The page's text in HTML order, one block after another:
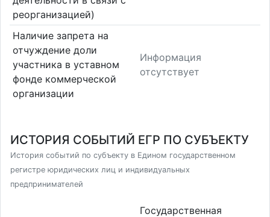
реорганизацией)
Наличие запрета на
отчуждение доли
участника в уставном
фонде коммерческой
организации
Информация
отсутствует
ИСТОРИЯ СОБЫТИЙ ЕГР ПО СУБЪЕКТУ
История событий по субъекту в Едином государственном
регистре юридических лиц и индивидуальных
предпринимателей
Государственная